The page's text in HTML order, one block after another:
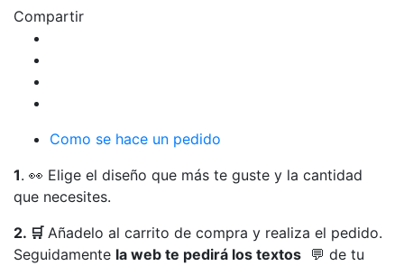
mesa
cantidad
Compartir
Como se hace un pedido
1. 👀 Elige el diseño que más te guste y la cantidad
que necesites.
2. 🛒 Añadelo al carrito de compra y realiza el pedido.
Seguidamente la web te pedirá los textos 💬 de tu